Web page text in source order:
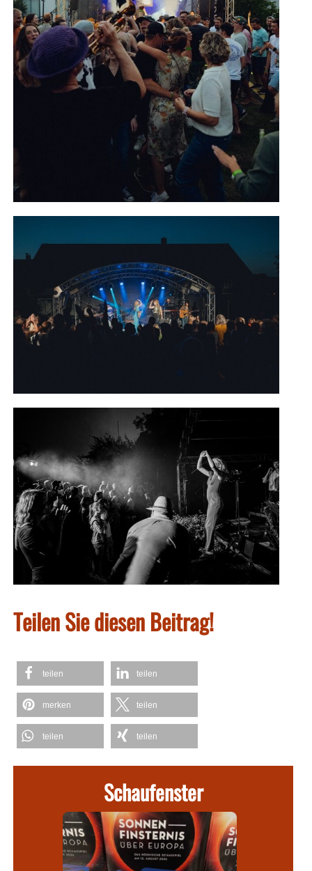
Teilen Sie diesen Beitrag!
teilen teilen
merken teilen
teilen teilen
Schaufenster